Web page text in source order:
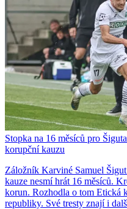
Stopka na 16 měsíců pro
korupční kauzu
Záložník Karviné Samuel
kauze nesmí hrát 16 měsíců.
korun. Rozhodla o tom Etická
republiky. Své tresty znají i